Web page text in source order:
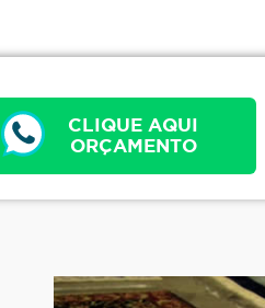
CLIQUE AQUI
ORÇAMENTO